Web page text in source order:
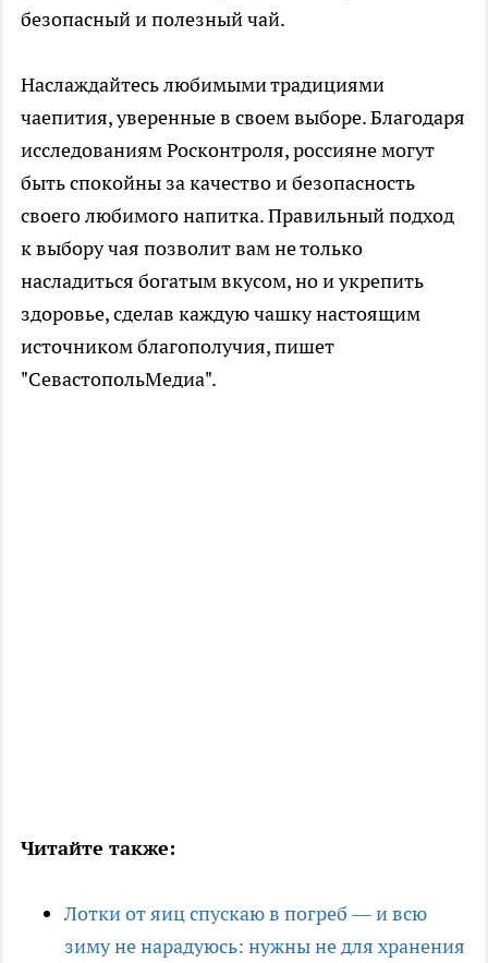
безопасный и полезный чай.
Наслаждайтесь любимыми традициями
чаепития, уверенные в своем выборе. Благодаря
исследованиям Росконтроля, россияне могут
быть спокойны за качество и безопасность
своего любимого напитка. Правильный подход
к выбору чая позволит вам не только
насладиться богатым вкусом, но и укрепить
здоровье, сделав каждую чашку настоящим
источником благополучия, пишет
"СевастопольМедиа".
Читайте также:
Лотки от яиц спускаю в погреб — и всю
зиму не нарадуюсь: нужны не для хранения